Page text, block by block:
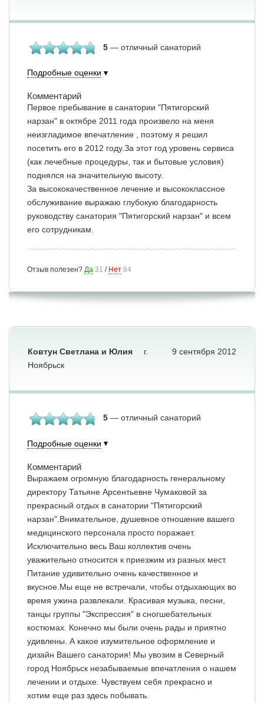
5 — отличный санаторий
Подробные оценки
Комментарий
Первое пребывание в санатории "Пятигорский
нарзан" в октябре 2011 года произвело на меня
неизгладимое впечатление , поэтому я решил
посетить его в 2012 году.За этот год уровень сервиса
(как лечебные процедуры, так и бытовые условия)
поднялся на значительную высоту.
За высококачественное лечение и высококлассное
обслуживание выражаю глубокую благодарность
руководству санатория "Пятигорский нарзан" и всем
его сотрудникам.
Отзыв полезен? Да 31 / Нет 84
9 сентября 2012
Ковтун Светлана и Юлия
г.
Ноябрьск
5 — отличный санаторий
Подробные оценки
Комментарий
Выражаем огромную благодарность генеральному
директору Татьяне Арсентьевне Чумаковой за
прекрасный отдых в санатории "Пятигорский
нарзан".Внимательное, душевное отношение вашего
медицинского персонала просто поражает.
Исключительно весь Ваш коллектив очень
уважительно относится к приезжим из разных мест.
Питание удивительно очень качественное и
вкусное.Мы еще не встречали, чтобы отдыхающих во
время ужина развлекали. Красивая музыка, песни,
танцы группы "Экспрессия" в сногшебательных
костюмах. Конечно мы были очень рады и приятно
удивлены. А какое изумительное оформление и
дизайн Вашего санатория! Мы увозим в Северный
город Ноябрьск незабываемые впечатления о нашем
лечении и отдыхе. Чувствуем себя прекрасно и
хотим еще раз здесь побывать.